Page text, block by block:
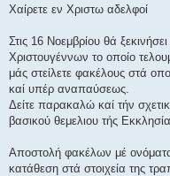
σ
Χαίρετε εν Χριστω αδελφοί
Στις 16 Νοεμβρίου θά
Χριστουγέννων το οποίο
μάς στείλετε φακέλους στά
καί υπέρ αναπαύσεως.
Δείτε παρακαλώ καί τήν
βασικού θεμελιου τής
Αποστολή φακέλων μέ
κατάθεση στά στοιχεία της